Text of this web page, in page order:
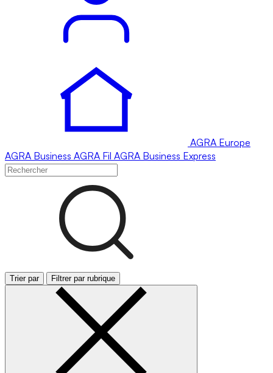
AGRA Europe
AGRA Business AGRA Fil AGRA Business Express
Trier par Filtrer par rubrique